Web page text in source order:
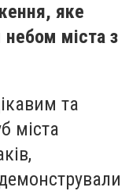
яке
небом міста з
та
міста